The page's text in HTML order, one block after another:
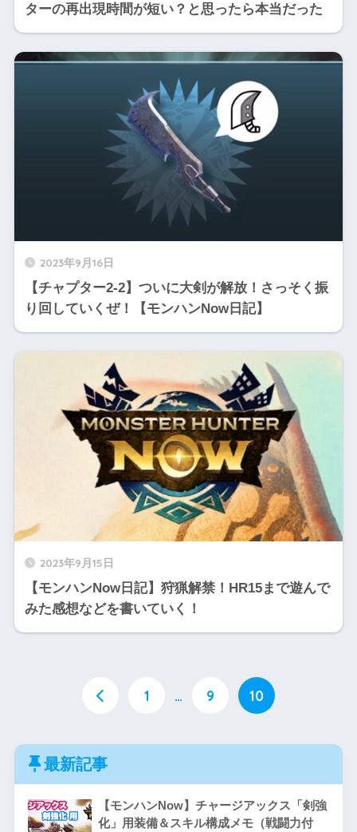
ターの再出現時間が短い？と思ったら本当だった
2023年9月16日
【チャプター2-2】ついに大剣が解放！さっそく振
り回していくぜ！【モンハンNow日記】
2023年9月15日
【モンハンNow日記】狩猟解禁！HR15まで遊んで
みた感想などを書いていく！
1 … 9 10
最新記事
【モンハンNow】チャージアックス「剣強
化」用装備＆スキル構成メモ（戦闘力付